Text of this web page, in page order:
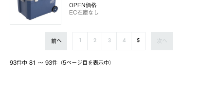
OPEN価格
EC在庫なし
93件中 81 〜 93件（5ページ⽬を表⽰中）
前へ 1 2 3 4 5 次へ